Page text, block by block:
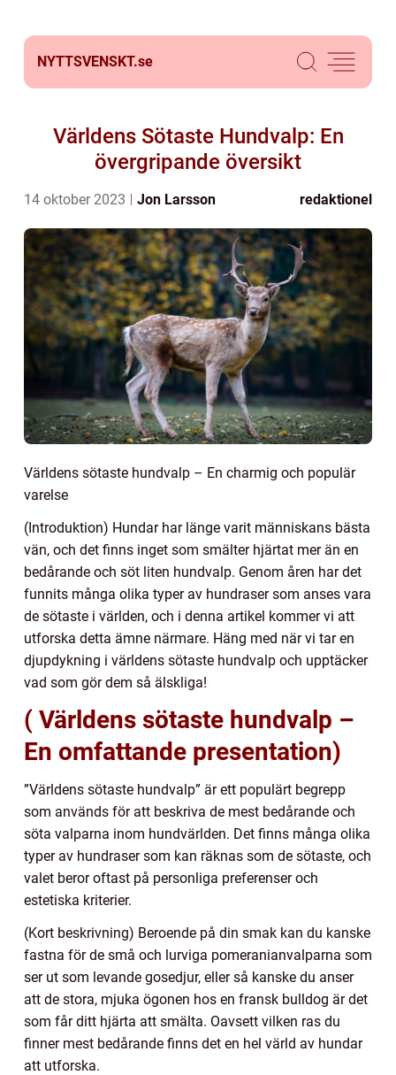
NYTTSVENSKT.se
Världens Sötaste Hundvalp: En
övergripande översikt
14 oktober 2023 Jon Larsson redaktionel
Världens sötaste hundvalp – En charmig och populär
varelse
(Introduktion) Hundar har länge varit människans bästa
vän, och det finns inget som smälter hjärtat mer än en
bedårande och söt liten hundvalp. Genom åren har det
funnits många olika typer av hundraser som anses vara
de sötaste i världen, och i denna artikel kommer vi att
utforska detta ämne närmare. Häng med när vi tar en
djupdykning i världens sötaste hundvalp och upptäcker
vad som gör dem så älskliga!
( Världens sötaste hundvalp –
En omfattande presentation)
”Världens sötaste hundvalp” är ett populärt begrepp
som används för att beskriva de mest bedårande och
söta valparna inom hundvärlden. Det finns många olika
typer av hundraser som kan räknas som de sötaste, och
valet beror oftast på personliga preferenser och
estetiska kriterier.
(Kort beskrivning) Beroende på din smak kan du kanske
fastna för de små och lurviga pomeranianvalparna som
ser ut som levande gosedjur, eller så kanske du anser
att de stora, mjuka ögonen hos en fransk bulldog är det
som får ditt hjärta att smälta. Oavsett vilken ras du
finner mest bedårande finns det en hel värld av hundar
att utforska.